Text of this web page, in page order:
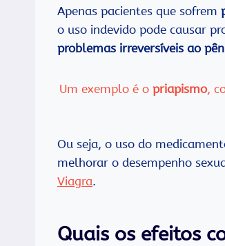
Apenas pacientes que sofrem
o uso indevido pode causar
problemas irreversíveis ao
Um exemplo é o priapismo,
Ou seja, o uso do
melhorar o desempenho
Viagra.
Quais os efeitos